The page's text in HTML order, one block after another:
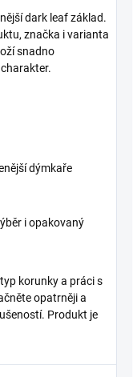
dark leaf základ.
značka i varianta
snadno
dýmkaře
i opakovaný
korunky a práci s
opatrněji a
Produkt je